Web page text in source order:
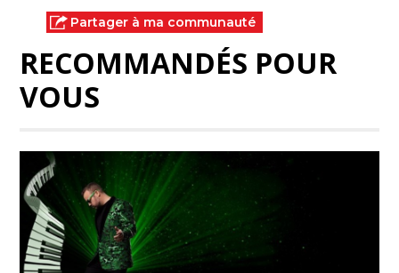
Partager à ma communauté
RECOMMANDÉS POUR
VOUS